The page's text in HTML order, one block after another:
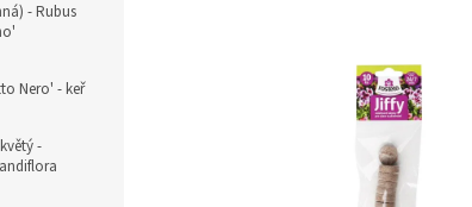
- Rubus
Nero' - keř
-